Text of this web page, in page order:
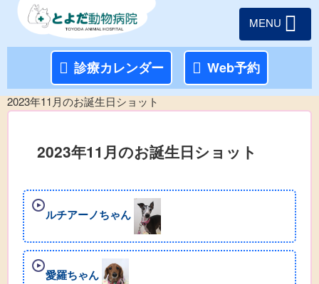
診療カレンダー Web予約
MENU
2023年11月のお誕生日ショット
2023年11月のお誕生日ショット
ルチアーノちゃん
愛羅ちゃん